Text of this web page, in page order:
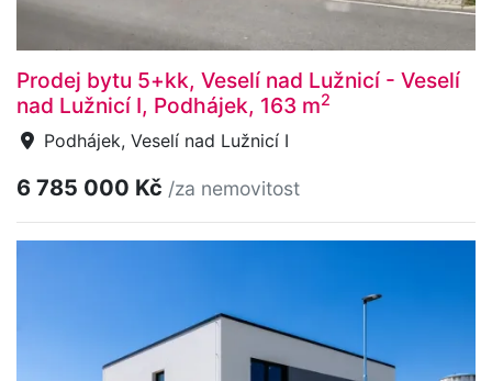
Prodej bytu 5+kk, Veselí nad Lužnicí - Veselí
nad Lužnicí I, Podhájek, 163 m2
Podhájek, Veselí nad Lužnicí I
6 785 000 Kč /za nemovitost